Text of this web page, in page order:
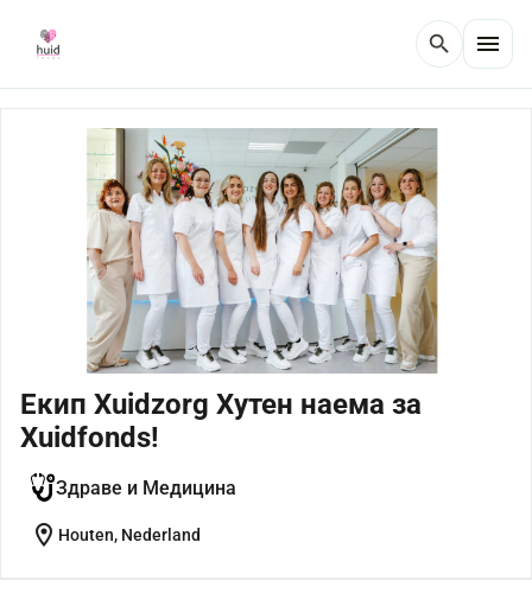
search menu
Екип Хuidzorg Хутен наема за
Хuidfonds!
Здраве и Медицина
location_on Houten, Nederland